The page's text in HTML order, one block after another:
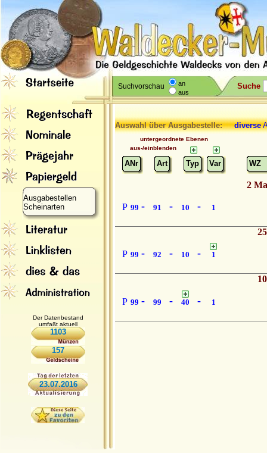
Suchvorschau
an
aus
Suche
Ausgabestellen
Scheinarten
Der Datenbestand
umfaßt aktuell
1103
157
23.07.2016
Auswahl über Ausgabestelle: diverse
untergeordnete Ebenen
aus-/einblenden
ANr Art Typ Var WZ
P 99 - 91 - 10 - 1
2
P 99 - 92 - 10 - 1
25
P 99 - 99 - 40 - 1
10